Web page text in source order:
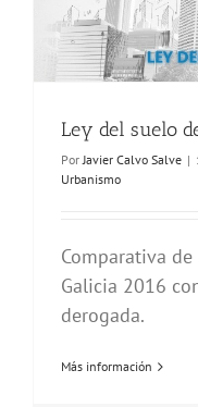
Ley del suelo
PorJavier Calvo Salve |
Urbanismo
Comparativa
Galicia 2016
derogada.
Más información